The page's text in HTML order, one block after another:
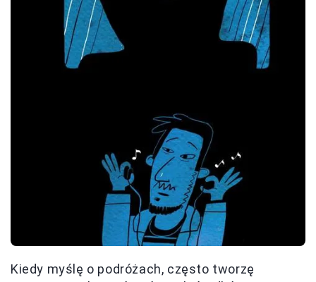
Kiedy myślę o podróżach, często tworzę